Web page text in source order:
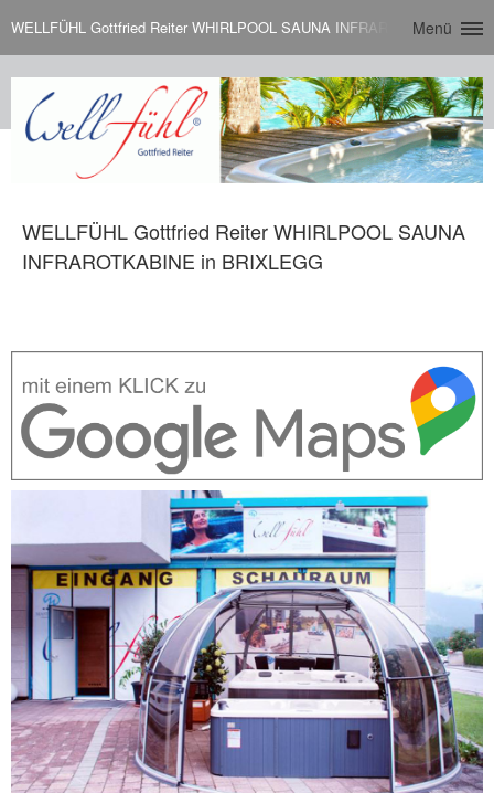
WELLFÜHL Gottfried Reiter WHIRLPOOL SAUNA INFRAROTKABINE in
Menü
WELLFÜHL Gottfried Reiter WHIRLPOOL SAUNA
INFRAROTKABINE in BRIXLEGG